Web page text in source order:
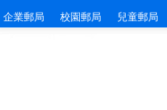
企業郵局 校園郵局 兒童郵局